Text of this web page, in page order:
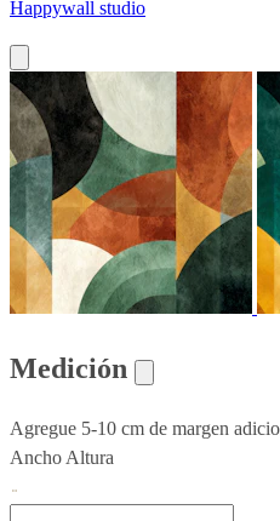
Happywall studio
Medición
Agregue 5-10 cm de margen
Ancho Altura